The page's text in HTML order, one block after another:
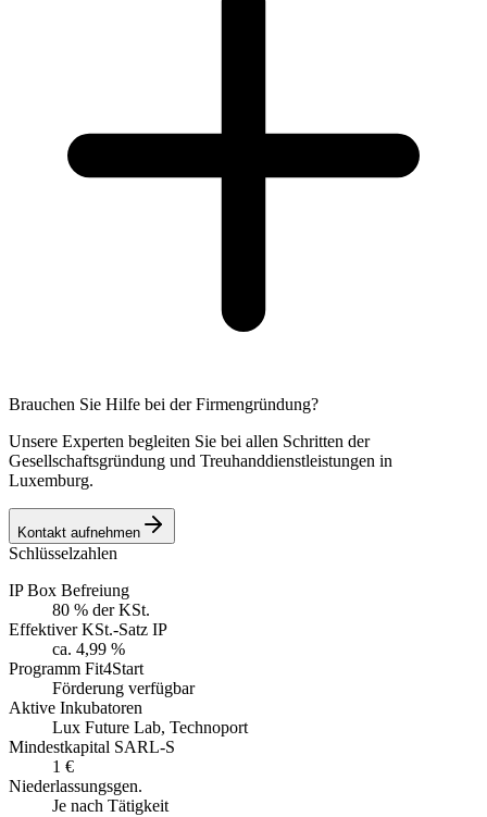
Brauchen Sie Hilfe bei der Firmengründung?
Unsere Experten begleiten Sie bei allen Schritten der
Gesellschaftsgründung und Treuhanddienstleistungen in
Luxemburg.
Kontakt aufnehmen
Schlüsselzahlen
IP Box Befreiung
80 % der KSt.
Effektiver KSt.-Satz IP
ca. 4,99 %
Programm Fit4Start
Förderung verfügbar
Aktive Inkubatoren
Lux Future Lab, Technoport
Mindestkapital SARL-S
1 €
Niederlassungsgen.
Je nach Tätigkeit